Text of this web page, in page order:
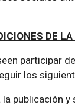
DE
participar
los
publicación y